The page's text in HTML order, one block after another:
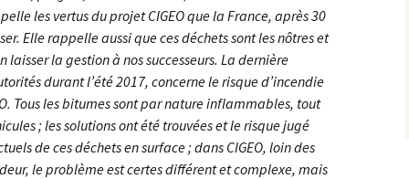
Louveciennes et son
Aqueduc
Enquête publique à Triel
sur Seine…
Enquête publique à
Maurepas…
Le Traitement de l’Eau
Comment fonctionne
une usine d’épuration ?
En Forêt Domaniale de
Versailles
sur le
EOLIEN Victoire inédite !
2000 Le Domaine de Grignon
réquisitionné
Réorganisation du verger
français
« L’Homme contre la
Nature »
Histoire de l’eau dans les
Yvelines
Énergies Renouvelables
Bio Yvelines Services
Projet de Plan Climat Air
Energie Territorial
Le Domaine de Pion
les vertus du projet CIGEO que la France, après 30
Elle rappelle aussi que ces déchets sont les nôtres et
la gestion à nos successeurs. La dernière
durant l’été 2017, concerne le risque d’incendie
Tous les bitumes sont par nature inflammables, tout
; les solutions ont été trouvées et le risque jugé
de ces déchets en surface ; dans CIGEO, loin des
le problème est certes différent et complexe, mais